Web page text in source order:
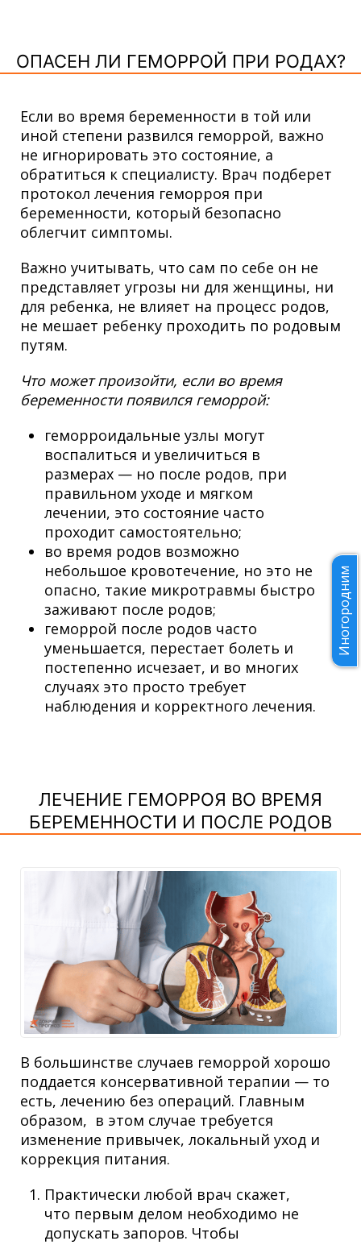
ОПАСЕН ЛИ ГЕМОРРОЙ ПРИ РОДАХ?
Если во время беременности в той или
иной степени развился геморрой, важно
не игнорировать это состояние, а
обратиться к специалисту. Врач подберет
протокол лечения геморроя при
беременности, который безопасно
облегчит симптомы.
Важно учитывать, что сам по себе он не
представляет угрозы ни для женщины, ни
для ребенка, не влияет на процесс родов,
не мешает ребенку проходить по родовым
путям.
Что может произойти, если во время
беременности появился геморрой:
геморроидальные узлы могут
воспалиться и увеличиться в
размерах — но после родов, при
правильном уходе и мягком
лечении, это состояние часто
проходит самостоятельно;
во время родов возможно
небольшое кровотечение, но это не
опасно, такие микротравмы быстро
заживают после родов;
геморрой после родов часто
уменьшается, перестает болеть и
постепенно исчезает, и во многих
случаях это просто требует
наблюдения и корректного лечения.
ЛЕЧЕНИЕ ГЕМОРРОЯ ВО ВРЕМЯ
БЕРЕМЕННОСТИ И ПОСЛЕ РОДОВ
В большинстве случаев геморрой хорошо
поддается консервативной терапии — то
есть, лечению без операций. Главным
образом, в этом случае требуется
изменение привычек, локальный уход и
коррекция питания.
Практически любой врач скажет,
что первым делом необходимо не
допускать запоров. Чтобы
Иногородним